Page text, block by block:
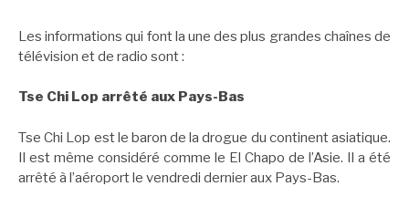
Les informations qui font la une des plus grandes chaînes de
télévision et de radio sont :
Tse Chi Lop arrêté aux Pays-Bas
Tse Chi Lop est le baron de la drogue du continent asiatique.
Il est même considéré comme le El Chapo de l’Asie. Il a été
arrêté à l’aéroport le vendredi dernier aux Pays-Bas.